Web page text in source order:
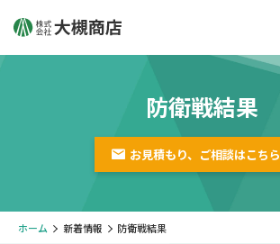
防衛戦結果
お見積もり、ご相談はこちら
ホーム 新着情報 防衛戦結果